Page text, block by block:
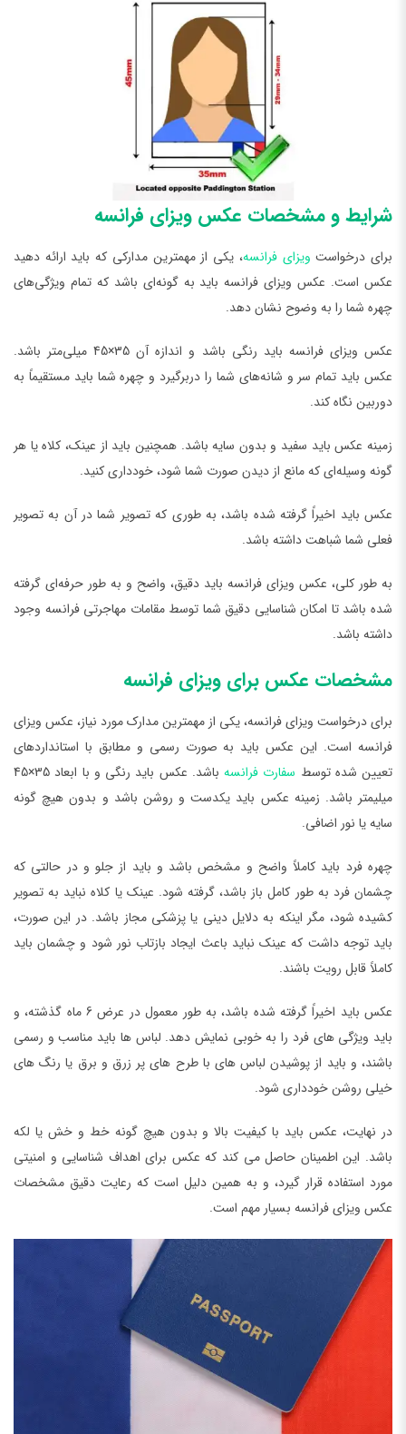
شرایط و مشخصات عکس ویزای فرانسه
برای درخواست ویزای فرانسه، یکی از مهمترین مدارکی که باید ارائه دهید
عکس است. عکس ویزای فرانسه باید به گونه‌ای باشد که تمام ویژگی‌های
چهره شما را به وضوح نشان دهد.
عکس ویزای فرانسه باید رنگی باشد و اندازه آن 35×45 میلی‌متر باشد.
عکس باید تمام سر و شانه‌های شما را دربرگیرد و چهره شما باید مستقیماً به
دوربین نگاه کند.
زمینه عکس باید سفید و بدون سایه باشد. همچنین باید از عینک، کلاه یا هر
گونه وسیله‌ای که مانع از دیدن صورت شما شود، خودداری کنید.
عکس باید اخیراً گرفته شده باشد، به طوری که تصویر شما در آن به تصویر
فعلی شما شباهت داشته باشد.
به طور کلی، عکس ویزای فرانسه باید دقیق، واضح و به طور حرفه‌ای گرفته
شده باشد تا امکان شناسایی دقیق شما توسط مقامات مهاجرتی فرانسه وجود
داشته باشد.
مشخصات عکس برای ویزای فرانسه
برای درخواست ویزای فرانسه، یکی از مهمترین مدارک مورد نیاز، عکس ویزای
فرانسه است. این عکس باید به صورت رسمی و مطابق با استانداردهای
تعیین شده توسط سفارت فرانسه
باشد. عکس باید رنگی و با ابعاد 35×45
میلیمتر باشد. زمینه عکس باید یکدست و روشن باشد و بدون هیچ گونه
سایه یا نور اضافی.
چهره فرد باید کاملاً واضح و مشخص باشد و باید از جلو و در حالتی که
چشمان فرد به طور کامل باز باشد، گرفته شود. عینک یا کلاه نباید به تصویر
کشیده شود، مگر اینکه به دلایل دینی یا پزشکی مجاز باشد. در این صورت،
باید توجه داشت که عینک نباید باعث ایجاد بازتاب نور شود و چشمان باید
کاملاً قابل رویت باشند.
عکس باید اخیراً گرفته شده باشد، به طور معمول در عرض 6 ماه گذشته، و
باید ویژگی های فرد را به خوبی نمایش دهد. لباس ها باید مناسب و رسمی
باشند، و باید از پوشیدن لباس های با طرح های پر زرق و برق یا رنگ های
خیلی روشن خودداری شود.
در نهایت، عکس باید با کیفیت بالا و بدون هیچ گونه خط و خش یا لکه
باشد. این اطمینان حاصل می کند که عکس برای اهداف شناسایی و امنیتی
مورد استفاده قرار گیرد، و به همین دلیل است که رعایت دقیق مشخصات
عکس ویزای فرانسه بسیار مهم است.